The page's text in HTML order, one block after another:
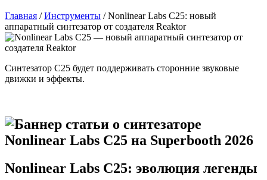
Главная /Инструменты /Nonlinear Labs C25: новый
аппаратный синтезатор от создателя Reaktor
Синтезатор C25 будет поддерживать сторонние звуковые
движки и эффекты.
Nonlinear Labs C25: эволюция легенды